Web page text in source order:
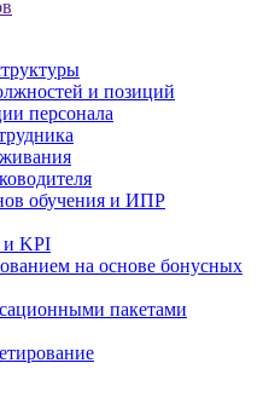
и позиций
персонала
обучения и ИПР
и KPI
на основе бонусных
пакетами